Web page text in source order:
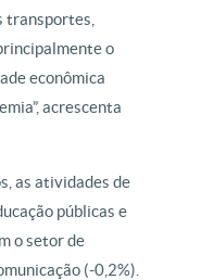
transportes,
o
econômica
acrescenta
as atividades de
públicas e
o setor de
(-0,2%).